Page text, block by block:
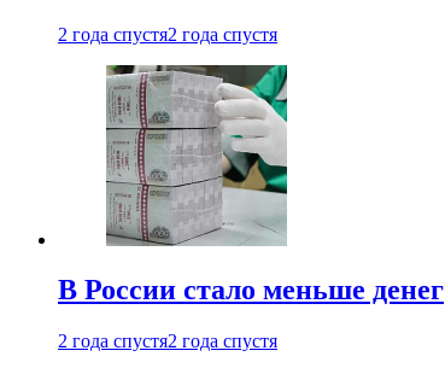
2 года спустя2 года спустя
В России стало меньше денег
2 года спустя2 года спустя